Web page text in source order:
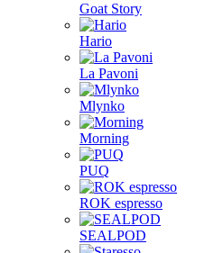
Goat Story
Hario
La Pavoni
Mlynko
Morning
PUQ
ROK espresso
SEALPOD